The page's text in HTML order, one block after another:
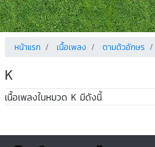
หน้าแรก เนื้อเพลง ตามตัวอักษร
K
เนื้อเพลงในหมวด K มีดังนี้